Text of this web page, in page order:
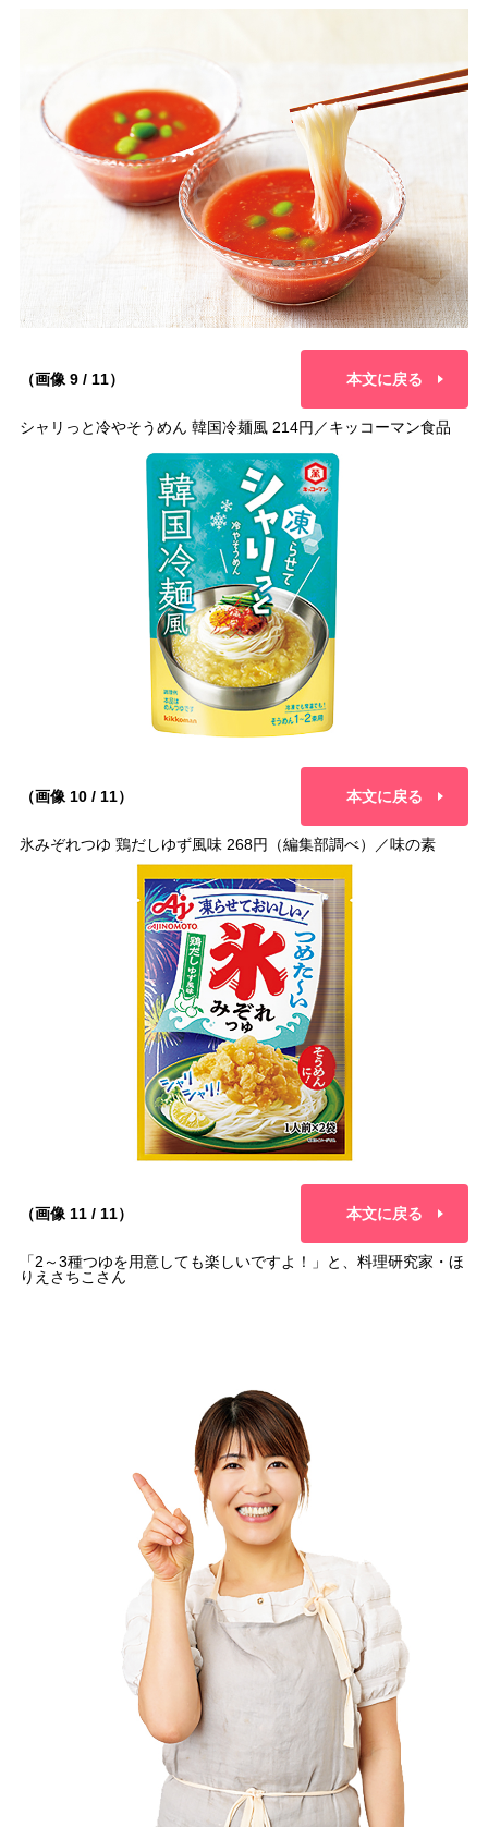
（画像 9 / 11） 本文に戻る
シャリっと冷やそうめん 韓国冷麺風 214円／キッコーマン食品
（画像 10 / 11） 本文に戻る
氷みぞれつゆ 鶏だしゆず風味 268円（編集部調べ）／味の素
（画像 11 / 11） 本文に戻る
「2～3種つゆを用意しても楽しいですよ！」と、料理研究家・ほ
りえさちこさん